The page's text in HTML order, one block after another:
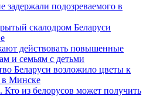
задержали подозреваемого в
скалодром Беларуси
действовать повышенные
и семьям с детьми
Беларуси возложило цветы к
Минске
Кто из белорусов может получить